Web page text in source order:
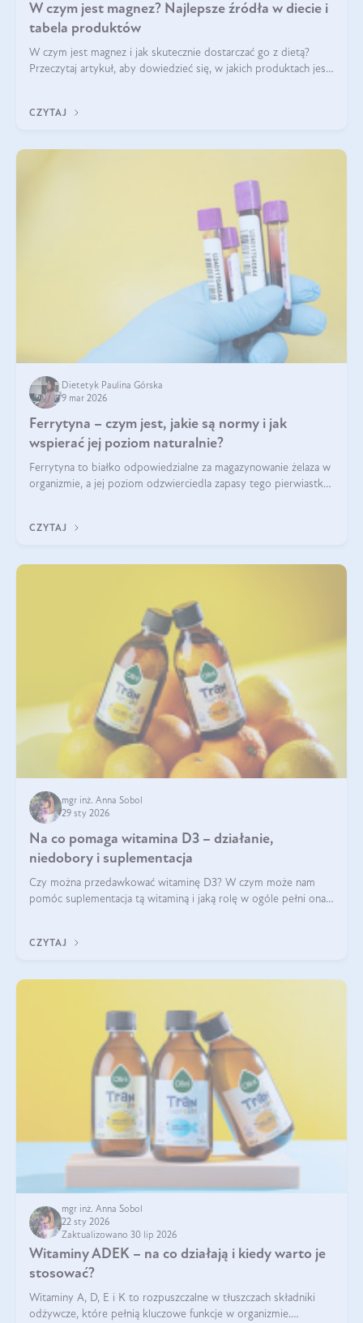
W czym jest magnez? Najlepsze źródła w diecie i
tabela produktów
W czym jest magnez i jak skutecznie dostarczać go z dietą?
Przeczytaj artykuł, aby dowiedzieć się, w jakich produktach jest
CZYTAJ
Dietetyk Paulina Górska
9 mar 2026
Ferrytyna – czym jest, jakie są normy i jak
wspierać jej poziom naturalnie?
Ferrytyna to białko odpowiedzialne za magazynowanie żelaza w
organizmie, a jej poziom odzwierciedla zapasy tego pierwiastka.
funkcjonowanie (
CZYTAJ
mgr inż. Anna Sobol
29 sty 2026
Na co pomaga witamina D3 – działanie,
niedobory i suplementacja
Czy można przedawkować witaminę D3? W czym może nam
pomóc suplementacja tą witaminą i jaką rolę w ogóle pełni ona
robić?
CZYTAJ
mgr inż. Anna Sobol
22 sty 2026
Zaktualizowano 30 lip 2026
Witaminy ADEK – na co działają i kiedy warto je
stosować?
Witaminy A, D, E i K to rozpuszczalne w tłuszczach składniki
odżywcze, które pełnią kluczowe funkcje w organizmie.